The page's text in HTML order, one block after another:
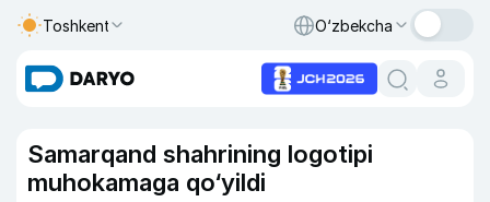
Toshkent O‘zbekcha
Samarqand shahrining logotipi
muhokamaga qo‘yildi